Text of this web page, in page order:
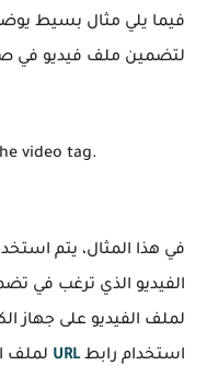
فيما يلي مثال بسيط
لتضمين ملف فيديو في
video tag.
في هذا المثال، يتم
الفيديو الذي ترغب في
لملف الفيديو على جهاز
استخدام رابطURL لملف